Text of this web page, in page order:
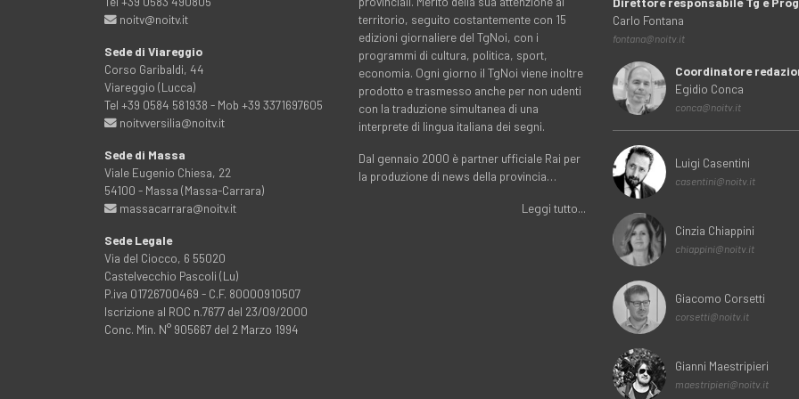
noitv@noitv.it
Sede di Viareggio
Corso Garibaldi, 44
Viareggio (Lucca)
Tel +39 0584 581938 - Mob +39 3371697605
noitvversilia@noitv.it
Sede di Massa
Viale Eugenio Chiesa, 22
54100 - Massa (Massa-Carrara)
massacarrara@noitv.it
Sede Legale
Via del Ciocco, 6 55020
Castelvecchio Pascoli (Lu)
P.iva 01726700469 - C.F. 80000910507
Iscrizione al ROC n.7677 del 23/09/2000
Conc. Min. N° 905667 del 2 Marzo 1994
territorio, seguito costantemente con 15
edizioni giornaliere del TgNoi, con i
programmi di cultura, politica, sport,
economia. Ogni giorno il TgNoi viene inoltre
prodotto e trasmesso anche per non udenti
con la traduzione simultanea di una
interprete di lingua italiana dei segni.
Dal gennaio 2000 è partner ufficiale Rai per
la produzione di news della provincia…
Leggi tutto...
Carlo Fontana
fontana@noitv.it
Coordinatore
Egidio Conca
conca@noitv.it
Luigi Casentini
casentini@noitv.it
Cinzia Chiappini
chiappini@noitv.it
Giacomo Corsetti
corsetti@noitv.it
Gianni Maestripieri
maestripieri@noitv.it